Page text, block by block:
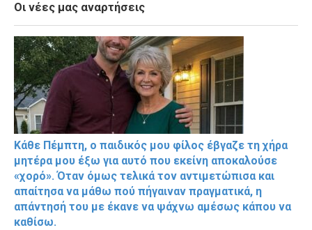
Οι νέες μας αναρτήσεις
Κάθε Πέμπτη, ο παιδικός μου φίλος έβγαζε τη χήρα
μητέρα μου έξω για αυτό που εκείνη αποκαλούσε
«χορό». Όταν όμως τελικά τον αντιμετώπισα και
απαίτησα να μάθω πού πήγαιναν πραγματικά, η
απάντησή του με έκανε να ψάχνω αμέσως κάπου να
καθίσω.